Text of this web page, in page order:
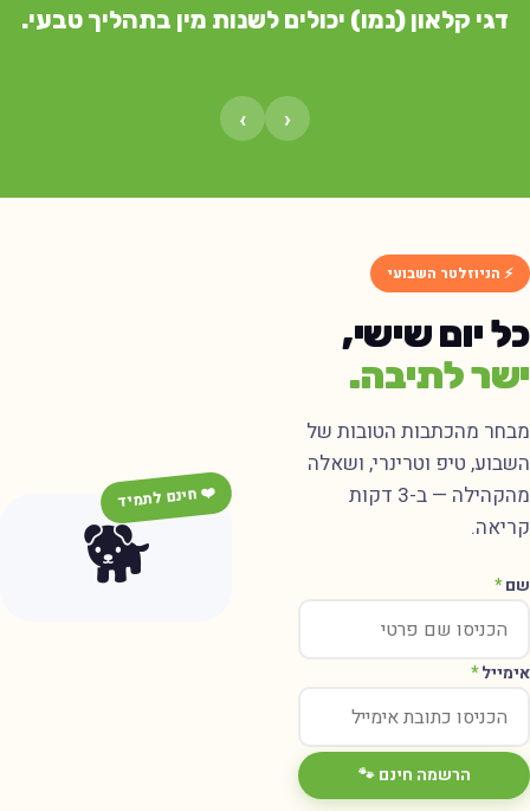
דגי קלאון (נמו) יכולים לשנות מין בתהליך טבעי.
⚡ הניוזלטר השבועי
יום שישי,
לתיבה.
מהכתבות הטובות של
טיפ וטרינרי, ושאלה
מהקהילה — ב-3 דקות
*
*
הרשמה חינם 🐾
🐕
❤️ חינם לתמיד